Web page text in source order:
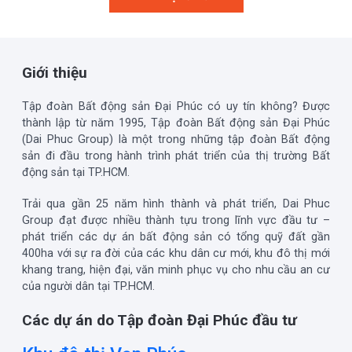
Giới thiệu
Tập đoàn Bất động sản Đại Phúc có uy tín không? Được
thành lập từ năm 1995, Tập đoàn Bất động sản Đại Phúc
(Dai Phuc Group) là một trong những tập đoàn Bất động
sản đi đầu trong hành trình phát triển của thị trường Bất
động sản tại TP.HCM.
Trải qua gần 25 năm hình thành và phát triển, Dai Phuc
Group đạt được nhiều thành tựu trong lĩnh vực đầu tư –
phát triển các dự án bất động sản có tổng quỹ đất gần
400ha với sự ra đời của các khu dân cư mới, khu đô thị mới
khang trang, hiện đại, văn minh phục vụ cho nhu cầu an cư
của người dân tại TP.HCM.
Các dự án do Tập đoàn Đại Phúc đầu tư